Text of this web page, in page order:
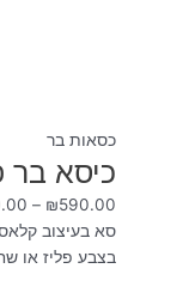
כסאות בר
כיסא בר
₪590.00
–
סא בעיצוב
בצבע פליז או